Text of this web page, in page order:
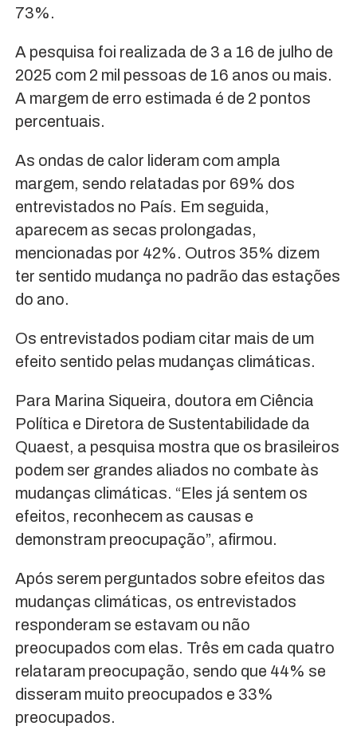
73%.
A pesquisa foi realizada de 3 a 16 de julho de
2025 com 2 mil pessoas de 16 anos ou mais.
A margem de erro estimada é de 2 pontos
percentuais.
As ondas de calor lideram com ampla
margem, sendo relatadas por 69% dos
entrevistados no País. Em seguida,
aparecem as secas prolongadas,
mencionadas por 42%. Outros 35% dizem
ter sentido mudança no padrão das estações
do ano.
Os entrevistados podiam citar mais de um
efeito sentido pelas mudanças climáticas.
Para Marina Siqueira, doutora em Ciência
Política e Diretora de Sustentabilidade da
Quaest, a pesquisa mostra que os brasileiros
podem ser grandes aliados no combate às
mudanças climáticas. “Eles já sentem os
efeitos, reconhecem as causas e
demonstram preocupação”, afirmou.
Após serem perguntados sobre efeitos das
mudanças climáticas, os entrevistados
responderam se estavam ou não
preocupados com elas. Três em cada quatro
relataram preocupação, sendo que 44% se
disseram muito preocupados e 33%
preocupados.